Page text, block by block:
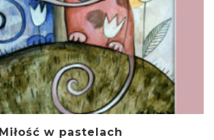
Miłość w pastelach